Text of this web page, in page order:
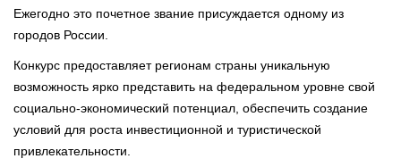
Ежегодно это почетное звание присуждается одному из
городов России.
Конкурс предоставляет регионам страны уникальную
возможность ярко представить на федеральном уровне свой
социально-экономический потенциал, обеспечить создание
условий для роста инвестиционной и туристической
привлекательности.